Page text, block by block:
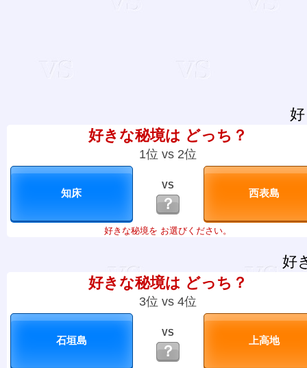
好きな秘境は どっち？
1位 vs 2位
VS
？
好きな秘境を お選びください。
好
好きな秘境は どっち？
3位 vs 4位
VS
？